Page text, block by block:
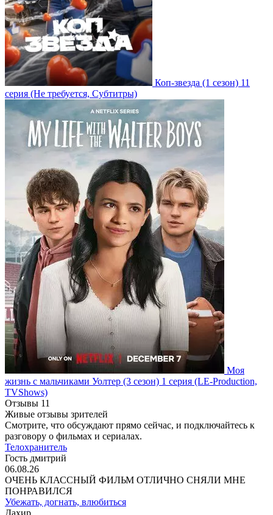
Коп-звезда (1 сезон) 11
серия (Не требуется, Субтитры)
Моя
жизнь с мальчиками Уолтер (3 сезон) 1 серия (LE-Production,
TVShows)
Отзывы 11
Живые отзывы зрителей
Смотрите, что обсуждают прямо сейчас, и подключайтесь к
разговору о фильмах и сериалах.
Телохранитель
Гость дмитрий
06.08.26
ОЧЕНЬ КЛАССНЫЙ ФИЛЬМ ОТЛИЧНО СНЯЛИ МНЕ
ПОНРАВИЛСЯ
Убежать, догнать, влюбиться
Дахир